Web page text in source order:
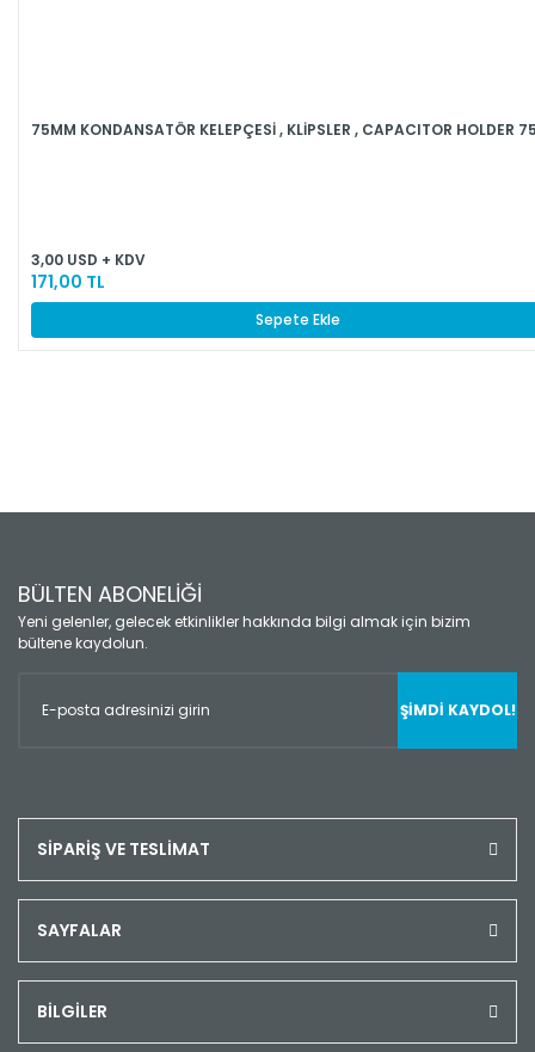
75MM KONDANSATÖR KELEPÇESİ , KLİPSLER , CAPACITOR HOLDER
3,00 USD + KDV
171,00 TL
Sepete Ekle
BÜLTEN ABONELİĞİ
Yeni gelenler, gelecek etkinlikler hakkında bilgi almak için bizim
bültene kaydolun.
ŞİMDİ KAYDOL!
SİPARİŞ VE TESLİMAT
SAYFALAR
BİLGİLER